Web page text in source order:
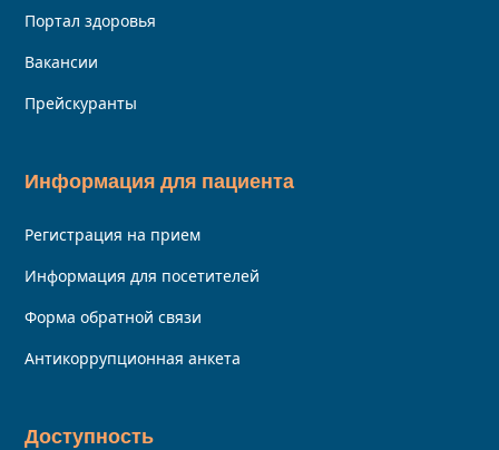
Портал здоровья
Вакансии
Прейскуранты
Информация для пациента
Регистрация на прием
Информация для посетителей
Форма обратной связи
Антикоррупционная анкета
Доступность